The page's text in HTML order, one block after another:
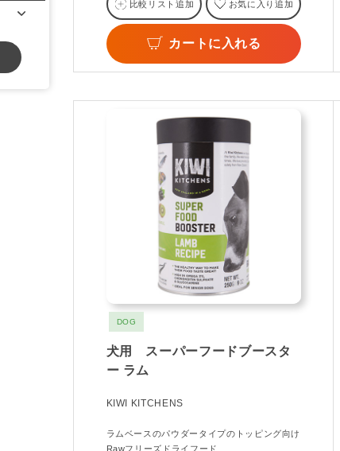
比較リスト追加 お気に入り追加
カートに入れる
DOG
犬用 スーパーフードブースタ
ー ラム
KIWI KITCHENS
ラムベースのパウダータイプのトッピング向け
Rawフリーズドライフード